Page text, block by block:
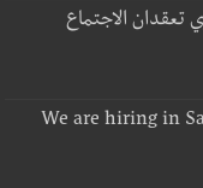
تعقدان الاجتماع
We are hiring in